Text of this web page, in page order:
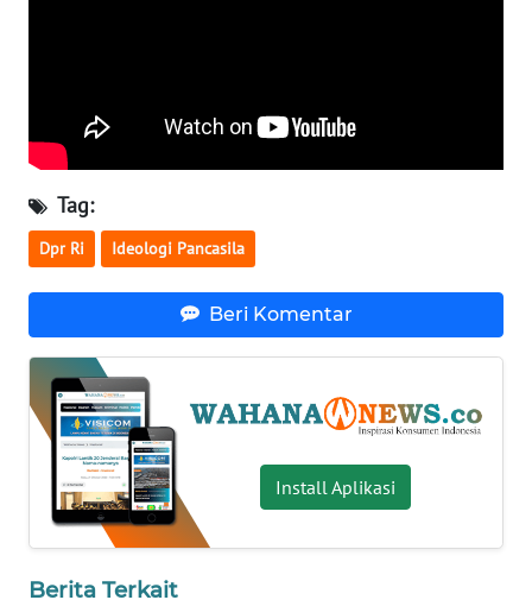
Tag:
Dpr Ri Ideologi Pancasila
Beri Komentar
Install Aplikasi
Berita Terkait
BABEL
SUMBAR
WN
BENGKULU
WN
LAMPUNG